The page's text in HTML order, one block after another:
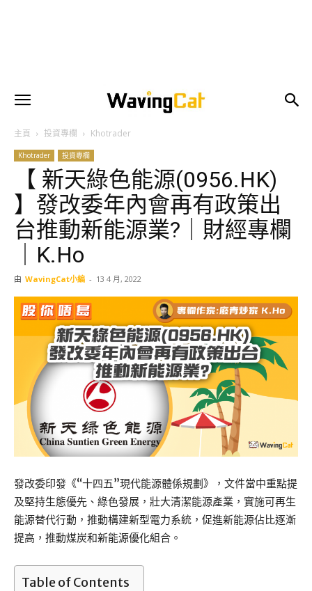
主頁 投資專欄 Khotrader
Khotrader 投資專欄
【 新天綠色能源(0956.HK)
】發改委年內會再有政策出
台推動新能源業?｜財經專欄
｜K.Ho
由 WavingCat小編 - 13 4 月, 2022
發改委印發《“十四五”現代能源體係規劃》，文件當中重點提
及堅持生態優先、綠色發展，壯大清潔能源產業，實施可再生
能源替代行動，推動構建新型電力系統，促進新能源佔比逐漸
提高，推動煤炭和新能源優化組合。
Table of Contents